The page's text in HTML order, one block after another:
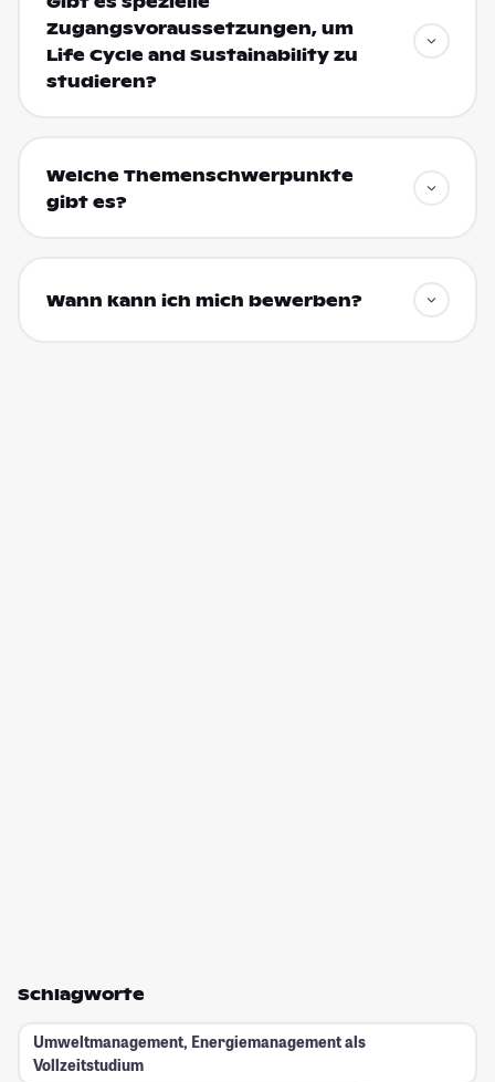
Zugangsvoraussetzungen, um
Life Cycle and Sustainability zu
studieren?
Welche Themenschwerpunkte
gibt es?
Wann kann ich mich bewerben?
Schlagworte
Umweltmanagement, Energiemanagement als
Vollzeitstudium